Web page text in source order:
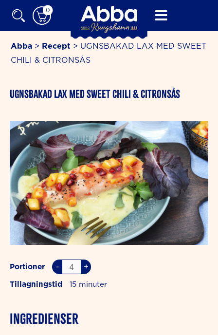
0
Abba > Recept > UGNSBAKAD LAX MED SWEET
CHILI & CITRONSÅS
UGNSBAKAD LAX MED SWEET CHILI & CITRONSÅS
Portioner – +
Tillagningstid 15
INGREDIENSER